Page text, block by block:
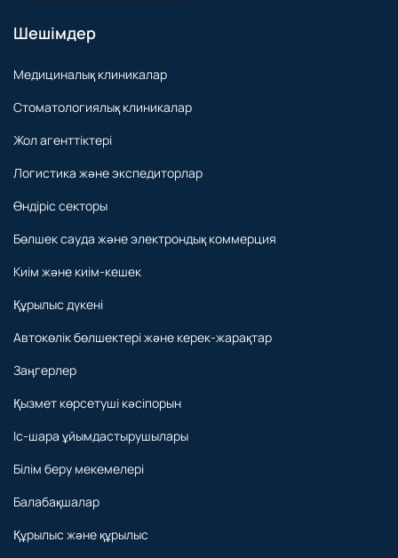
Шешімдер
Медициналық клиникалар
Стоматологиялық клиникалар
Жол агенттіктері
Логистика және экспедиторлар
Өндіріс секторы
Бөлшек сауда және электрондық коммерция
Киім және киім-кешек
Құрылыс дүкені
Автокөлік бөлшектері және керек-жарақтар
Заңгерлер
Қызмет көрсетуші кәсіпорын
Іс-шара ұйымдастырушылары
Білім беру мекемелері
Балабақшалар
Құрылыс және құрылыс